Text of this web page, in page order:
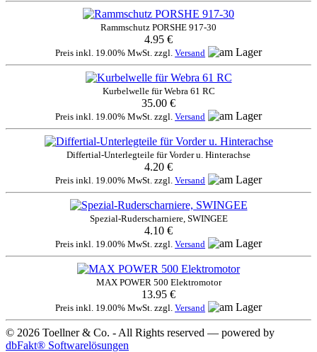
Rammschutz PORSHE 917-30
4.95 €
Preis inkl. 19.00% MwSt. zzgl. Versand
Kurbelwelle für Webra 61 RC
35.00 €
Preis inkl. 19.00% MwSt. zzgl. Versand
Differtial-Unterlegteile für Vorder u. Hinterachse
4.20 €
Preis inkl. 19.00% MwSt. zzgl. Versand
Spezial-Ruderscharniere, SWINGEE
4.10 €
Preis inkl. 19.00% MwSt. zzgl. Versand
MAX POWER 500 Elektromotor
13.95 €
Preis inkl. 19.00% MwSt. zzgl. Versand
© 2026 Toellner & Co. - All Rights reserved — powered by
dbFakt® Softwarelösungen